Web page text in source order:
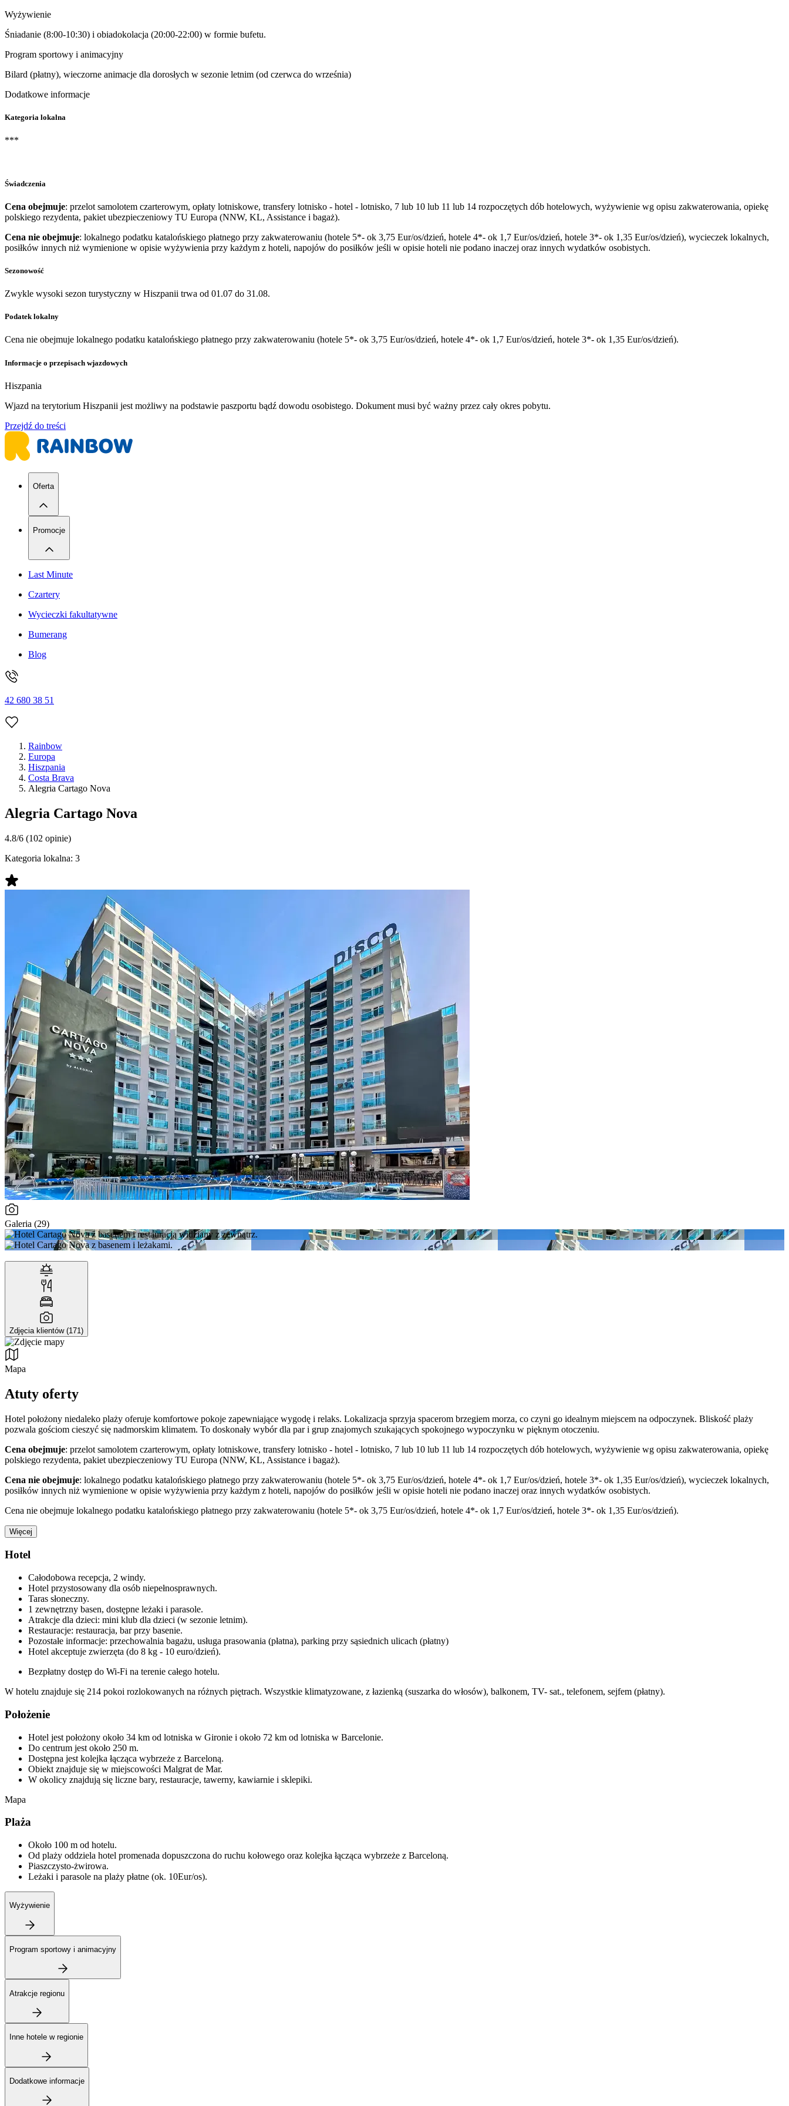
Wyżywienie
Śniadanie (8:00-10:30) i obiadokolacja (20:00-22:00) w formie bufetu.
Program sportowy i animacyjny
Bilard (płatny), wieczorne animacje dla dorosłych w sezonie letnim (od czerwca do września)
Dodatkowe informacje
Kategoria lokalna
***
Świadczenia
Cena obejmuje: przelot samolotem czarterowym, opłaty lotniskowe, transfery lotnisko - hotel - lotnisko, 7 lub 10 lub 11 lub 14 rozpoczętych dób hotelowych, wyżywienie wg opisu zakwaterowania, opiekę
polskiego rezydenta, pakiet ubezpieczeniowy TU Europa (NNW, KL, Assistance i bagaż).
Cena nie obejmuje: lokalnego podatku katalońskiego płatnego przy zakwaterowaniu (hotele 5*- ok 3,75 Eur/os/dzień, hotele 4*- ok 1,7 Eur/os/dzień, hotele 3*- ok 1,35 Eur/os/dzień), wycieczek lokalnych,
posiłków innych niż wymienione w opisie wyżywienia przy każdym z hoteli, napojów do posiłków jeśli w opisie hoteli nie podano inaczej oraz innych wydatków osobistych.
Sezonowość
Zwykle wysoki sezon turystyczny w Hiszpanii trwa od 01.07 do 31.08.
Podatek lokalny
Cena nie obejmuje lokalnego podatku katalońskiego płatnego przy zakwaterowaniu (hotele 5*- ok 3,75 Eur/os/dzień, hotele 4*- ok 1,7 Eur/os/dzień, hotele 3*- ok 1,35 Eur/os/dzień).
Informacje o przepisach wjazdowych
Hiszpania
​Wjazd na terytorium Hiszpanii jest możliwy na podstawie paszportu bądź dowodu osobistego. Dokument musi być ważny przez cały okres pobytu.
Przejdź do treści
Oferta
Promocje
Last Minute
Czartery
Wycieczki fakultatywne
Bumerang
Blog
42 680 38 51
Rainbow
Europa
Hiszpania
Costa Brava
Alegria Cartago Nova
Alegria Cartago Nova
4.8/6 (102 opinie)
Kategoria lokalna: 3
Galeria (29)
Zdjęcia klientów (171)
Mapa
Atuty oferty
Hotel położony niedaleko plaży oferuje komfortowe pokoje zapewniające wygodę i relaks. Lokalizacja sprzyja spacerom brzegiem morza, co czyni go idealnym miejscem na odpoczynek. Bliskość plaży
pozwala gościom cieszyć się nadmorskim klimatem. To doskonały wybór dla par i grup znajomych szukających spokojnego wypoczynku w pięknym otoczeniu.
Cena obejmuje: przelot samolotem czarterowym, opłaty lotniskowe, transfery lotnisko - hotel - lotnisko, 7 lub 10 lub 11 lub 14 rozpoczętych dób hotelowych, wyżywienie wg opisu zakwaterowania, opiekę
polskiego rezydenta, pakiet ubezpieczeniowy TU Europa (NNW, KL, Assistance i bagaż).
Cena nie obejmuje: lokalnego podatku katalońskiego płatnego przy zakwaterowaniu (hotele 5*- ok 3,75 Eur/os/dzień, hotele 4*- ok 1,7 Eur/os/dzień, hotele 3*- ok 1,35 Eur/os/dzień), wycieczek lokalnych,
posiłków innych niż wymienione w opisie wyżywienia przy każdym z hoteli, napojów do posiłków jeśli w opisie hoteli nie podano inaczej oraz innych wydatków osobistych.
Cena nie obejmuje lokalnego podatku katalońskiego płatnego przy zakwaterowaniu (hotele 5*- ok 3,75 Eur/os/dzień, hotele 4*- ok 1,7 Eur/os/dzień, hotele 3*- ok 1,35 Eur/os/dzień).
Więcej
Hotel
Całodobowa recepcja, 2 windy.
Hotel przystosowany dla osób niepełnosprawnych.
Taras słoneczny.
1 zewnętrzny basen, dostępne leżaki i parasole.
Atrakcje dla dzieci: mini klub dla dzieci (w sezonie letnim).
Restauracje: restauracja, bar przy basenie.
Pozostałe informacje: przechowalnia bagażu, usługa prasowania (płatna), parking przy sąsiednich ulicach (płatny)
Hotel akceptuje zwierzęta (do 8 kg - 10 euro/dzień).
Bezpłatny dostęp do Wi-Fi na terenie całego hotelu.
W hotelu znajduje się 214 pokoi rozlokowanych na różnych piętrach. Wszystkie klimatyzowane, z łazienką (suszarka do włosów), balkonem, TV- sat., telefonem, sejfem (płatny).
Położenie
Hotel jest położony około 34 km od lotniska w Gironie i około 72 km od lotniska w Barcelonie.
Do centrum jest około 250 m.
Dostępna jest kolejka łącząca wybrzeże z Barceloną.
Obiekt znajduje się w miejscowości Malgrat de Mar.
W okolicy znajdują się liczne bary, restauracje, tawerny, kawiarnie i sklepiki.
Mapa
Plaża
Około 100 m od hotelu.
Od plaży oddziela hotel promenada dopuszczona do ruchu kołowego oraz kolejka łącząca wybrzeże z Barceloną.
Piaszczysto-żwirowa.
Leżaki i parasole na plaży płatne (ok. 10Eur/os).
Wyżywienie
Program sportowy i animacyjny
Atrakcje regionu
Inne hotele w regionie
Dodatkowe informacje